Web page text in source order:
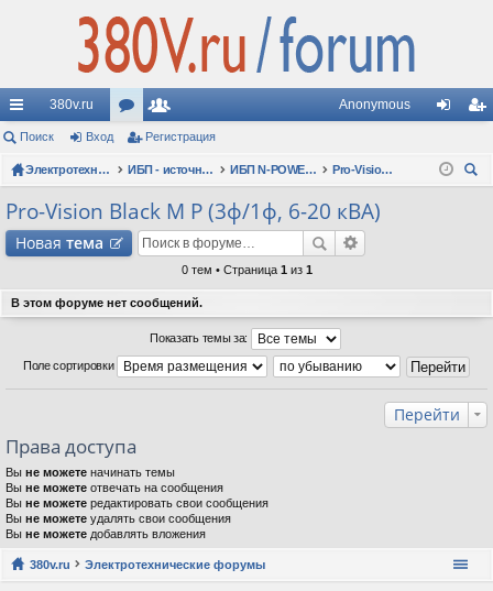
с
ы
лк
380v.ru
ор
ум
ы
ол
ьз
ов
ат
и
Anonymous
д ис
Поиск Вход Регистрация
Электротехнические форумы ИБП - источники бесперебойного питания ИБП N-POWER: новые модели (презентации, фотосессии, обзоры)
Pro-Vision Black M P (3ф/1ф, 6-20 кВА)
Pro-Vision Black M P (3ф/1ф, 6-20 кВА)
Новая тема
0 тем • Страница 1 из 1
В этом форуме нет сообщений.
Показать темы за:
Поле сортировки
Перейти
Права доступа
Вы не можете начинать темы
Вы не можете отвечать на сообщения
Вы не можете редактировать свои сообщения
Вы не можете удалять свои сообщения
Вы не можете добавлять вложения
380v.ru Электротехнические форумы